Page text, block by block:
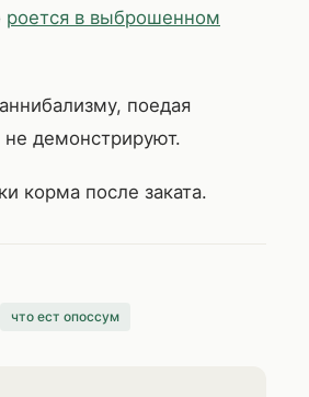
роется в выброшенном
поедая
демонстрируют.
корма после заката.
что ест опоссум